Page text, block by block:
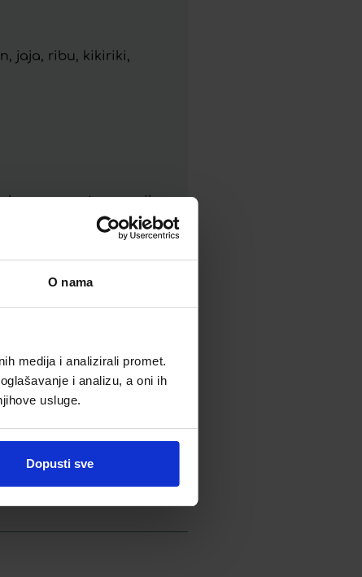
O nama
medija i analizirali promet.
i analizu, a oni ih
usluge.
Dopusti sve
jaja, ribu, kikiriki,
sustava pa ih
omogućuje pet puta
na tržištu tako što
i time